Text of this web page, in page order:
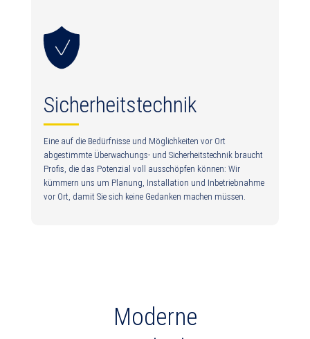
Sicherheitstechnik
Eine auf die Bedürfnisse und Möglichkeiten vor Ort
abgestimmte Überwachungs- und Sicherheitstechnik braucht
Profis, die das Potenzial voll ausschöpfen können: Wir
kümmern uns um Planung, Installation und Inbetriebnahme
vor Ort, damit Sie sich keine Gedanken machen müssen.
Moderne